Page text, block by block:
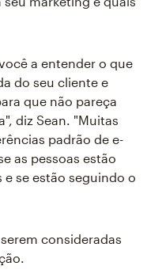
a entender o que
do seu cliente e
que não pareça
diz Sean. "Muitas
padrão de e-
as pessoas estão
se estão seguindo o
consideradas